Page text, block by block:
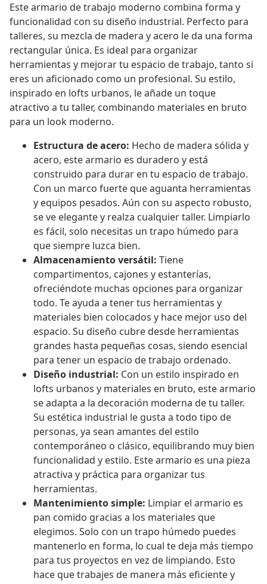
Este armario de trabajo moderno combina forma y
funcionalidad con su diseño industrial. Perfecto para
talleres, su mezcla de madera y acero le da una forma
rectangular única. Es ideal para organizar
herramientas y mejorar tu espacio de trabajo, tanto si
eres un aficionado como un profesional. Su estilo,
inspirado en lofts urbanos, le añade un toque
atractivo a tu taller, combinando materiales en bruto
para un look moderno.
Estructura de acero: Hecho de madera sólida y
acero, este armario es duradero y está
construido para durar en tu espacio de trabajo.
Con un marco fuerte que aguanta herramientas
y equipos pesados. Aún con su aspecto robusto,
se ve elegante y realza cualquier taller. Limpiarlo
es fácil, solo necesitas un trapo húmedo para
que siempre luzca bien.
Almacenamiento versátil: Tiene
compartimentos, cajones y estanterías,
ofreciéndote muchas opciones para organizar
todo. Te ayuda a tener tus herramientas y
materiales bien colocados y hace mejor uso del
espacio. Su diseño cubre desde herramientas
grandes hasta pequeñas cosas, siendo esencial
para tener un espacio de trabajo ordenado.
Diseño industrial: Con un estilo inspirado en
lofts urbanos y materiales en bruto, este armario
se adapta a la decoración moderna de tu taller.
Su estética industrial le gusta a todo tipo de
personas, ya sean amantes del estilo
contemporáneo o clásico, equilibrando muy bien
funcionalidad y estilo. Este armario es una pieza
atractiva y práctica para organizar tus
herramientas.
Mantenimiento simple: Limpiar el armario es
pan comido gracias a los materiales que
elegimos. Solo con un trapo húmedo puedes
mantenerlo en forma, lo cual te deja más tiempo
para tus proyectos en vez de limpiando. Esto
hace que trabajes de manera más eficiente y